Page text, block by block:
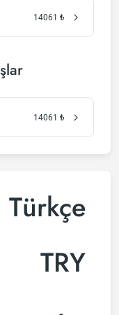
14061 ₺
14061 ₺
Türkçe
TRY